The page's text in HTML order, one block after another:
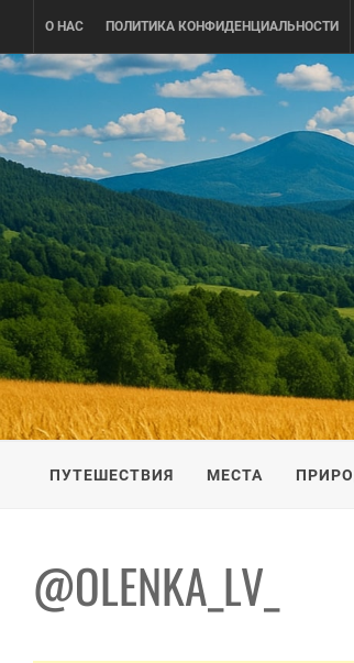
content
О НАС ПОЛИТИКА КОНФИДЕНЦИАЛЬНОСТИ
ПУТЕШЕСТВИЕ ПО УКРАИНЕ
ПУТЕШЕСТВИЯ МЕСТА
@OLENKA_LV_